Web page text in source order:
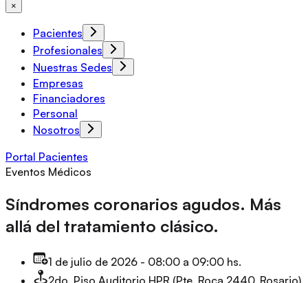
×
Pacientes
Profesionales
Nuestras Sedes
Empresas
Financiadores
Personal
Nosotros
Portal Pacientes
Eventos Médicos
Síndromes coronarios agudos. Más
allá del tratamiento clásico.
1 de julio de 2026 - 08:00 a 09:00 hs.
2do. Piso Auditorio HPR (Pte. Roca 2440, Rosario)